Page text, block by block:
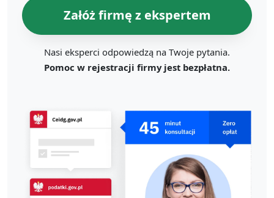
Załóż firmę z ekspertem
Nasi eksperci odpowiedzą na Twoje pytania.
Pomoc w rejestracji firmy jest bezpłatna.